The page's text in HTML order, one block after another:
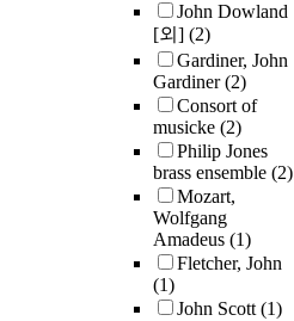
John Dowland
[외] (2)
Gardiner, John
Gardiner(2)
Consort of
musicke (2)
Philip Jones
brass ensemble (2)
Mozart,
Wolfgang
Amadeus (1)
Fletcher, John
(1)
John Scott(1)